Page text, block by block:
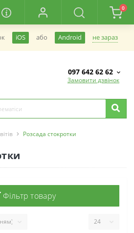
0
iOS або Android не зараз
097 642 62 62
Замовити дзвінок
Розсада стокротки
Фільтр товару